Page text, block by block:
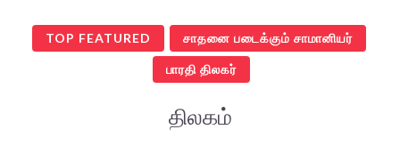
TOP FEATURED சாதனை படைக்கும் சாமானியர்
பாரதி திலகர்
திலகம்